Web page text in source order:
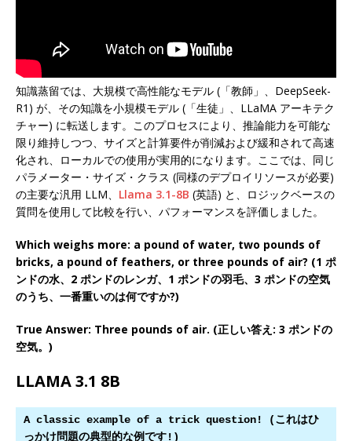
知識蒸留では、大規模で高性能なモデル (「教師」、DeepSeek-
R1) が、その知識を小規模モデル (「生徒」、LLaMA アーキテク
チャー) に転送します。このプロセスにより、推論能力を可能な
限り維持しつつ、サイズと計算要件が削減および緩和されて高速
化され、ローカルでの使用が実用的になります。ここでは、同じ
パラメーター・サイズ・クラス (同様のデプロイリソースが必要)
の主要な汎用 LLM、 Llama 3.1-8B (英語) と、ロジックベースの
質問を使用して比較を行い、パフォーマンスを評価しました。
Which weighs more: a pound of water, two pounds of
bricks, a pound of feathers, or three pounds of air? (1 ポ
ンドの水、2 ポンドのレンガ、1 ポンドの羽毛、3 ポンドの空気
のうち、一番重いのは何ですか?)
True Answer: Three pounds of air. (正しい答え: 3 ポンドの
空気。)
LLAMA 3.1 8B
A classic example of a trick question! (これはひ
っかけ問題の典型的な例です!)